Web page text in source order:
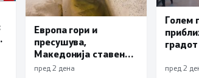
Европа гори и
пресушува,
Македонија ставена
во обрач: Унгарија и
пред 2 дена
Голем
засега
пред 2